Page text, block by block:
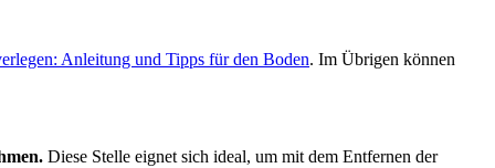
Anleitung und Tipps für den Boden. Im Übrigen können
Diese Stelle eignet sich ideal, um mit dem Entfernen der